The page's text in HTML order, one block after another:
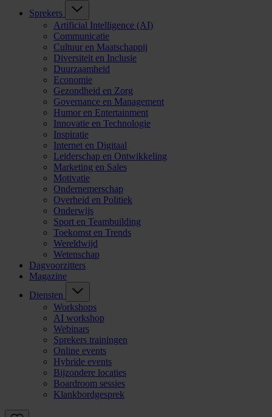
Sprekers
Artificial Intelligence (AI)
Communicatie
Cultuur en Maatschappij
Diversiteit en Inclusie
Duurzaamheid
Economie
Gezondheid en Zorg
Governance en Management
Humor en Entertainment
Innovatie en Technologie
Inspiratie
Internet en Digitaal
Leiderschap en Ontwikkeling
Marketing en Sales
Motivatie
Ondernemerschap
Overheid en Politiek
Onderwijs
Sport en Teambuilding
Toekomst en Trends
Wereldwijd
Wetenschap
Dagvoorzitters
Magazine
Diensten
Workshops
AI workshop
Webinars
Sprekers trainingen
Online events
Hybride events
Bijzondere locaties
Boardroom sessies
Klankbordgesprek